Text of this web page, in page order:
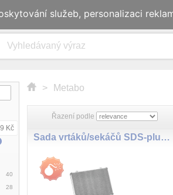
Kč
40
28
> Metabo
Řazení podle
Sada vrtáků/sekáčů SDS-plus SP, 17dílná, v hliníkovém kufru
služeb, personalizaci